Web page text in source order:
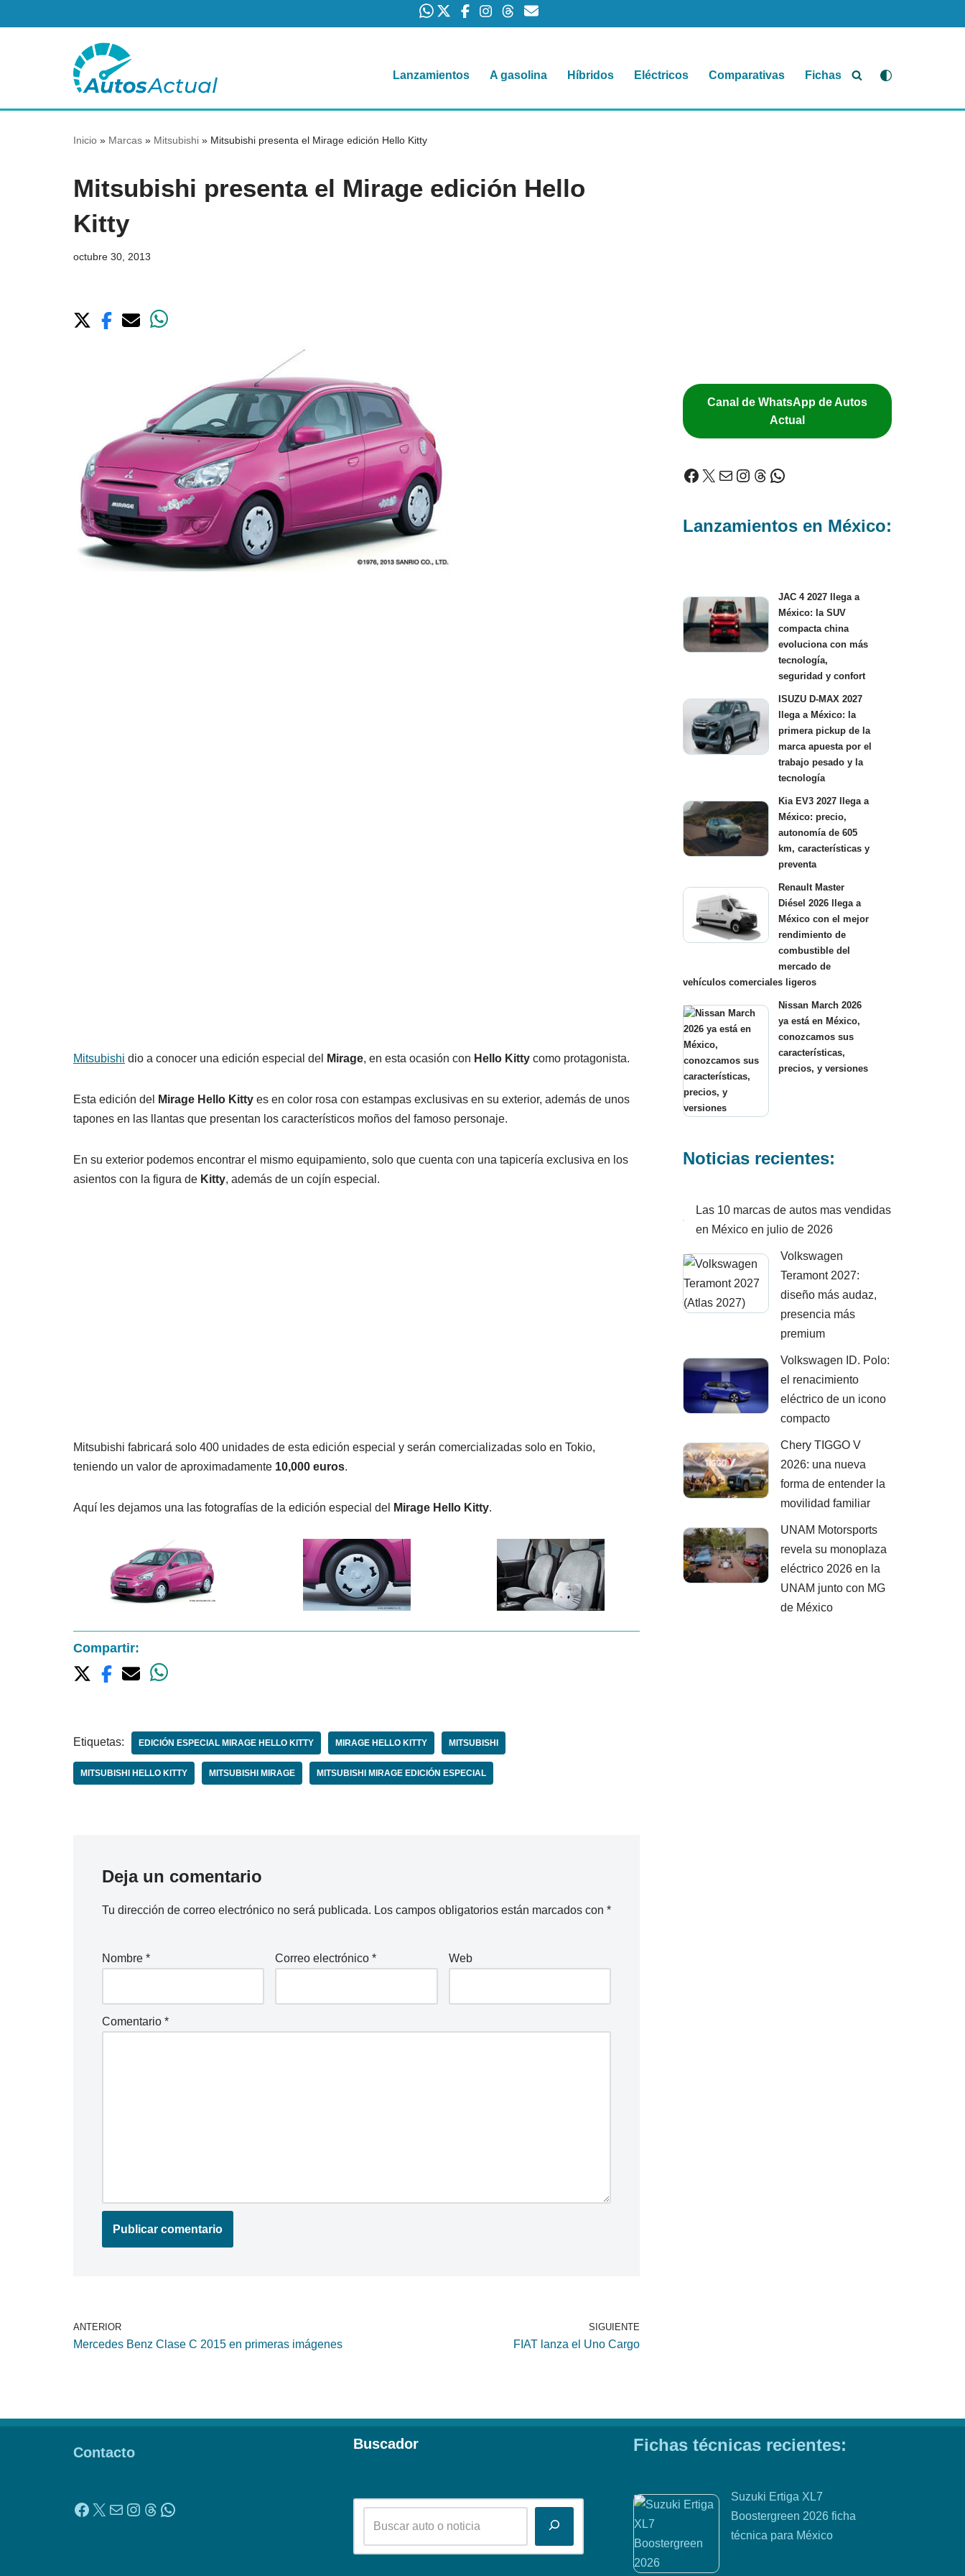
contenido
Lanzamientos A gasolina Híbridos Eléctricos Comparativas Fichas
Inicio » Marcas » Mitsubishi » Mitsubishi presenta el Mirage edición Hello Kitty
Mitsubishi presenta el Mirage edición Hello
Kitty
octubre 30, 2013
Mitsubishi dio a conocer una edición especial del Mirage, en esta ocasión con Hello Kitty como protagonista.
Esta edición del Mirage Hello Kitty es en color rosa con estampas exclusivas en su exterior, además de unos
tapones en las llantas que presentan los característicos moños del famoso personaje.
En su exterior podemos encontrar el mismo equipamiento, solo que cuenta con una tapicería exclusiva en los
asientos con la figura de Kitty, además de un cojín especial.
Mitsubishi fabricará solo 400 unidades de esta edición especial y serán comercializadas solo en Tokio,
teniendo un valor de aproximadamente 10,000 euros.
Aquí les dejamos una las fotografías de la edición especial del Mirage Hello Kitty.
Compartir:
Etiquetas: EDICIÓN ESPECIAL MIRAGE HELLO KITTY MIRAGE HELLO KITTY MITSUBISHI
MITSUBISHI HELLO KITTY MITSUBISHI MIRAGE MITSUBISHI MIRAGE EDICIÓN ESPECIAL
Deja un comentario
Tu dirección de correo electrónico no será publicada. Los campos obligatorios están marcados con *
Nombre * Correo electrónico* Web
Comentario *
ANTERIOR
Mercedes Benz Clase C 2015 en primeras imágenes
SIGUIENTE
FIAT lanza el Uno Cargo
Canal de WhatsApp de Autos
Actual
Lanzamientos en México:
JAC 4 2027 llega a
México: la SUV
compacta china
evoluciona con más
tecnología,
seguridad y confort
ISUZU D-MAX 2027
llega a México: la
primera pickup de la
marca apuesta por el
trabajo pesado y la
tecnología
Kia EV3 2027 llega a
México: precio,
autonomía de 605
km, características y
preventa
Renault Master
Diésel 2026 llega a
México con el mejor
rendimiento de
combustible del
mercado de
vehículos comerciales ligeros
Nissan March 2026
ya está en México,
conozcamos sus
características,
precios, y versiones
Noticias recientes:
Las 10 marcas de autos mas vendidas
en México en julio de 2026
Volkswagen
Teramont 2027:
diseño más audaz,
presencia más
premium
Volkswagen ID. Polo:
el renacimiento
eléctrico de un icono
compacto
Chery TIGGO V
2026: una nueva
forma de entender la
movilidad familiar
UNAM Motorsports
revela su monoplaza
eléctrico 2026 en la
UNAM junto con MG
de México
Contacto
Buscador Fichas técnicas recientes:
Suzuki Ertiga XL7
Boostergreen 2026 ficha
técnica para México